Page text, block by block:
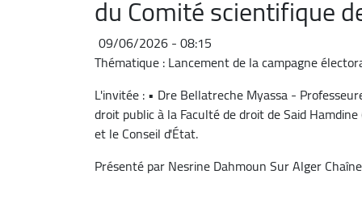
du Comité scientifique
09/06/2026 - 08:15
Thématique : Lancement de la campagne
L'invitée : • Dre Bellatreche Myassa -
droit public à la Faculté de droit de Said
et le Conseil d'État.
Présenté par Nesrine Dahmoun Sur Alger